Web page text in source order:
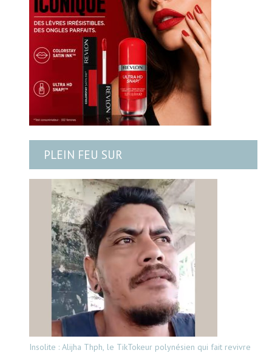
PLEIN FEU SUR
Insolite : Alijha Thph, le TikTokeur polynésien qui fait revivre